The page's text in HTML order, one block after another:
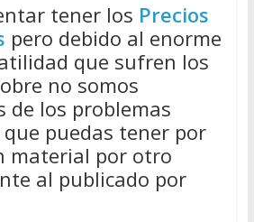
tener los Precios
pero debido al enorme
que sufren los
no somos
de los problemas
puedas tener por
material por otro
al publicado por